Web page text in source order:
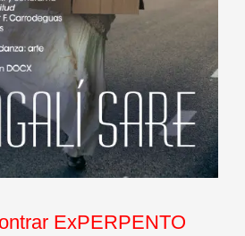
ExPERPENTO